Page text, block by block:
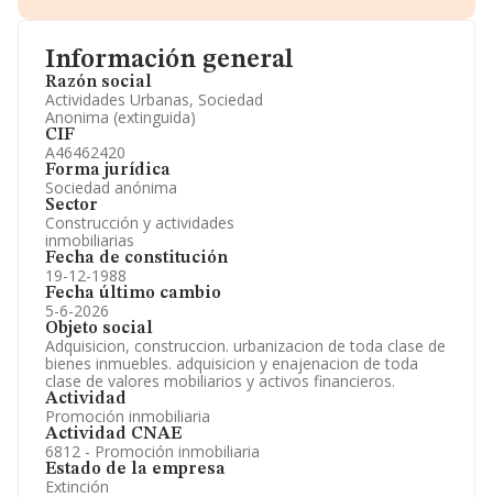
Información general
Razón social
Actividades Urbanas, Sociedad
Anonima (extinguida)
CIF
A46462420
Forma jurídica
Sociedad anónima
Sector
Construcción y actividades
inmobiliarias
Fecha de constitución
19-12-1988
Fecha último cambio
5-6-2026
Objeto social
Adquisicion, construccion. urbanizacion de toda clase de
bienes inmuebles. adquisicion y enajenacion de toda
clase de valores mobiliarios y activos financieros.
Actividad
Promoción inmobiliaria
Actividad CNAE
6812 - Promoción inmobiliaria
Estado de la empresa
Extinción
Accionistas.
Artículos de prensa publicados sobre la empresa.
Información oficial y registral complementaria.